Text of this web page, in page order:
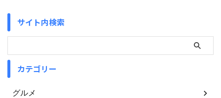
サイト内検索
カテゴリー
グルメ